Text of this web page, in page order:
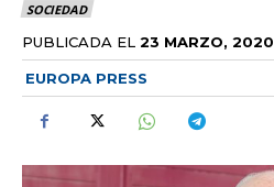
SOCIEDAD
PUBLICADA EL 23 MARZO, 2020
EUROPA PRESS